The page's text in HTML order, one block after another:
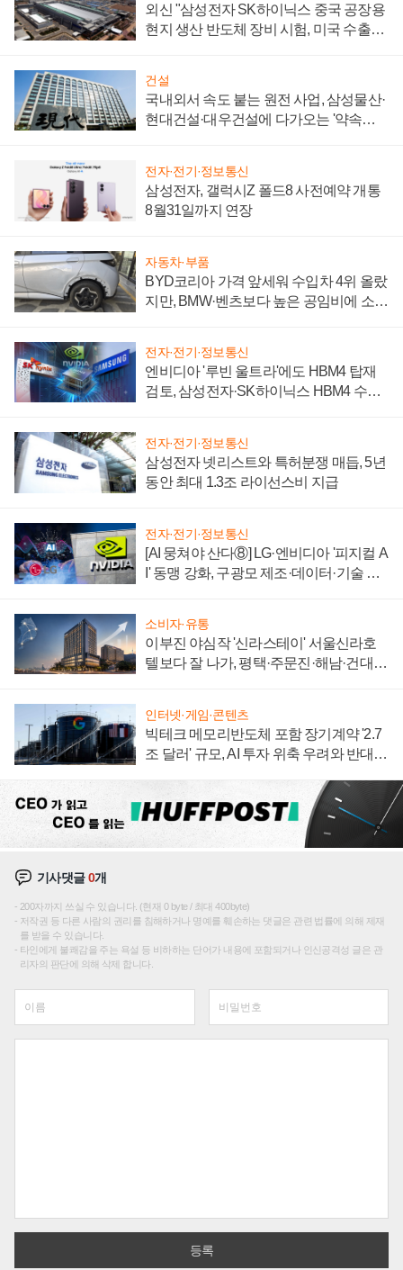
외신 "삼성전자 SK하이닉스 중국 공장용
현지 생산 반도체 장비 시험, 미국 수출통
건설
국내외서 속도 붙는 원전 사업, 삼성물산·
현대건설·대우건설에 다가오는 '약속의
전자·전기·정보통신
삼성전자, 갤럭시Z 폴드8 사전예약 개통
8월31일까지 연장
자동차·부품
BYD코리아 가격 앞세워 수입차 4위 올랐
지만, BMW·벤츠보다 높은 공임비에 소비
전자·전기·정보통신
엔비디아 '루빈 울트라'에도 HBM4 탑재
검토, 삼성전자·SK하이닉스 HBM4 수율
전자·전기·정보통신
삼성전자 넷리스트와 특허분쟁 매듭, 5년
동안 최대 1.3조 라이선스비 지급
전자·전기·정보통신
[AI 뭉쳐야 산다⑧] LG·엔비디아 '피지컬 A
I' 동맹 강화, 구광모 제조·데이터·기술 결
소비자·유통
이부진 야심작 '신라스테이' 서울신라호
텔보다 잘 나가, 평택·주문진·해남·건대로
인터넷·게임·콘텐츠
빅테크 메모리반도체 포함 장기계약 '2.7
조 달러' 규모, AI 투자 위축 우려와 반대
기사댓글0개
200자까지 쓰실 수 있습니다. (현재 0 byte / 최대 400byte)
저작권 등 다른 사람의 권리를 침해하거나 명예를 훼손하는 댓글은 관련 법률에 의해 제재
를 받을 수 있습니다.
타인에게 불쾌감을 주는 욕설 등 비하하는 단어가 내용에 포함되거나 인신공격성 글은 관
리자의 판단에 의해 삭제 합니다.